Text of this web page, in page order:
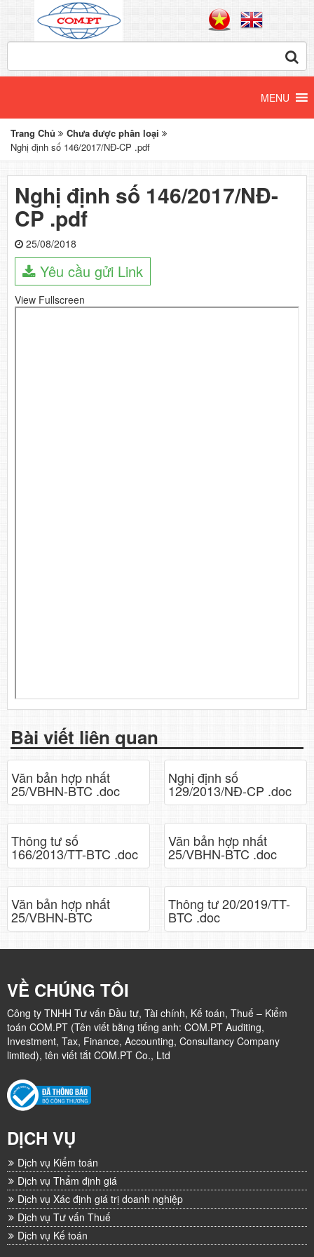
Trang Chủ
Chưa được phân loại
Nghị định số 146/2017/NĐ-CP .pdf
Nghị định số 146/2017/NĐ-
CP .pdf
25/08/2018
Yêu cầu gửi Link
View Fullscreen
Bài viết liên quan
Văn bản hợp nhất
25/VBHN-BTC .doc
Nghị định số
129/2013/NĐ-CP .doc
Thông tư số
166/2013/TT-BTC .doc
Văn bản hợp nhất
25/VBHN-BTC .doc
Văn bản hợp nhất
25/VBHN-BTC
Thông tư 20/2019/TT-
BTC .doc
VỀ CHÚNG TÔI
Công ty TNHH Tư vấn Đầu tư, Tài chính, Kế toán, Thuế – Kiểm
toán COM.PT (Tên viết bằng tiếng anh: COM.PT Auditing,
Investment, Tax, Finance, Accounting, Consultancy Company
limited), tên viết tắt COM.PT Co., Ltd
DỊCH VỤ
Dịch vụ Kiểm toán
Dịch vụ Thẩm định giá
Dịch vụ Xác định giá trị doanh nghiệp
Dịch vụ Tư vấn Thuế
Dịch vụ Kế toán